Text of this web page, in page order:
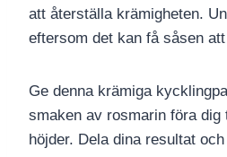
att återställa krämigheten.
eftersom det kan få såsen
Ge denna krämiga
smaken av rosmarin föra
höjder. Dela dina resultat